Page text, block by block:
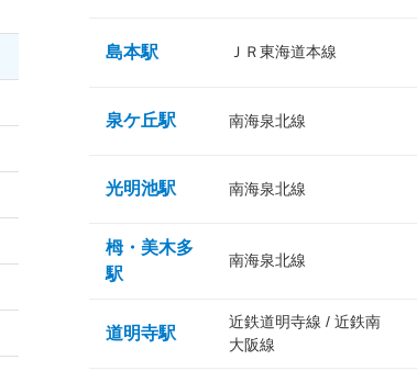
島本駅 ＪＲ東海道本線
泉ケ丘駅 南海泉北線
光明池駅 南海泉北線
栂・美木多
駅
南海泉北線
道明寺駅
近鉄道明寺線 / 近鉄南
大阪線